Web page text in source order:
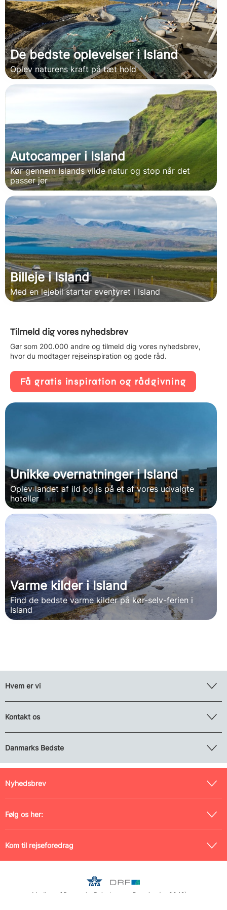
De bedste oplevelser i Island
Oplev naturens kraft på tæt hold
Autocamper i Island
Kør gennem Islands vilde natur og stop når det
passer jer
Billeje i Island
Med en lejebil starter eventyret i Island
Tilmeld dig vores nyhedsbrev
Gør som 200.000 andre og tilmeld dig vores nyhedsbrev,
hvor du modtager rejseinspiration og gode råd.
Få gratis inspiration og rådgivning
Unikke overnatninger i Island
Oplev landet af ild og is på et af vores udvalgte
hoteller
Varme kilder i Island
Find de bedste varme kilder på kør-selv-ferien i
Island
Hvem er vi
Kontakt os
Danmarks Bedste
Nyhedsbrev
Følg os her:
Kom til rejseforedrag
Medlem af Danmarks Rejsebureau-Forening (nr. 0042) og